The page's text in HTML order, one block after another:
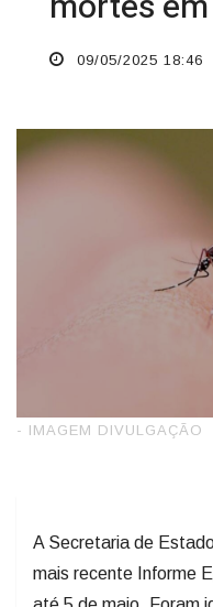
09/05/2025 18:46
mais recente Informe
até 5 de maio. Foram
mosquito Aedes